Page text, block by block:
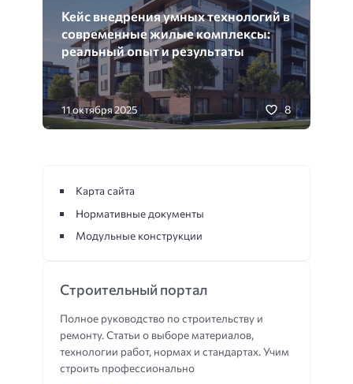
Кейс внедрения умных технологий в
современные жилые комплексы:
реальный опыт и результаты
11 октября 2025 8
Строительный портал
Полное руководство по строительству и
ремонту. Статьи о выборе материалов,
технологии работ, нормах и стандартах. Учим
строить профессионально
Карта сайта
Нормативные документы
Модульные конструкции